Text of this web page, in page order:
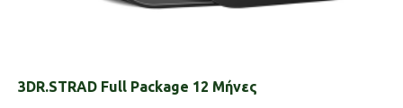
3DR.STRAD Full Package 12 Μήνες